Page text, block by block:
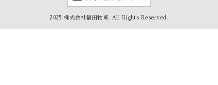
2025 株式会社福田物産. All Rights Reserved.